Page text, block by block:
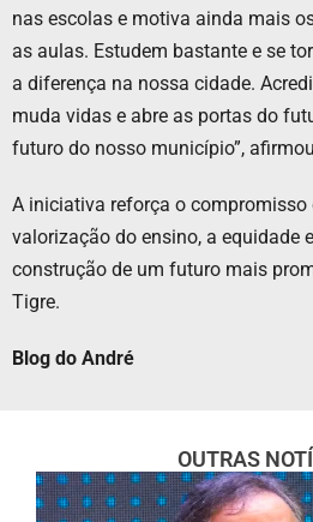
nas escolas e motiva ainda mais
as aulas. Estudem bastante e se
a diferença na nossa cidade.
muda vidas e abre as portas do
futuro do nosso município”,
A iniciativa reforça o
valorização do ensino, a equidade
construção de um futuro mais
Tigre.
Blog do André
OUTRAS